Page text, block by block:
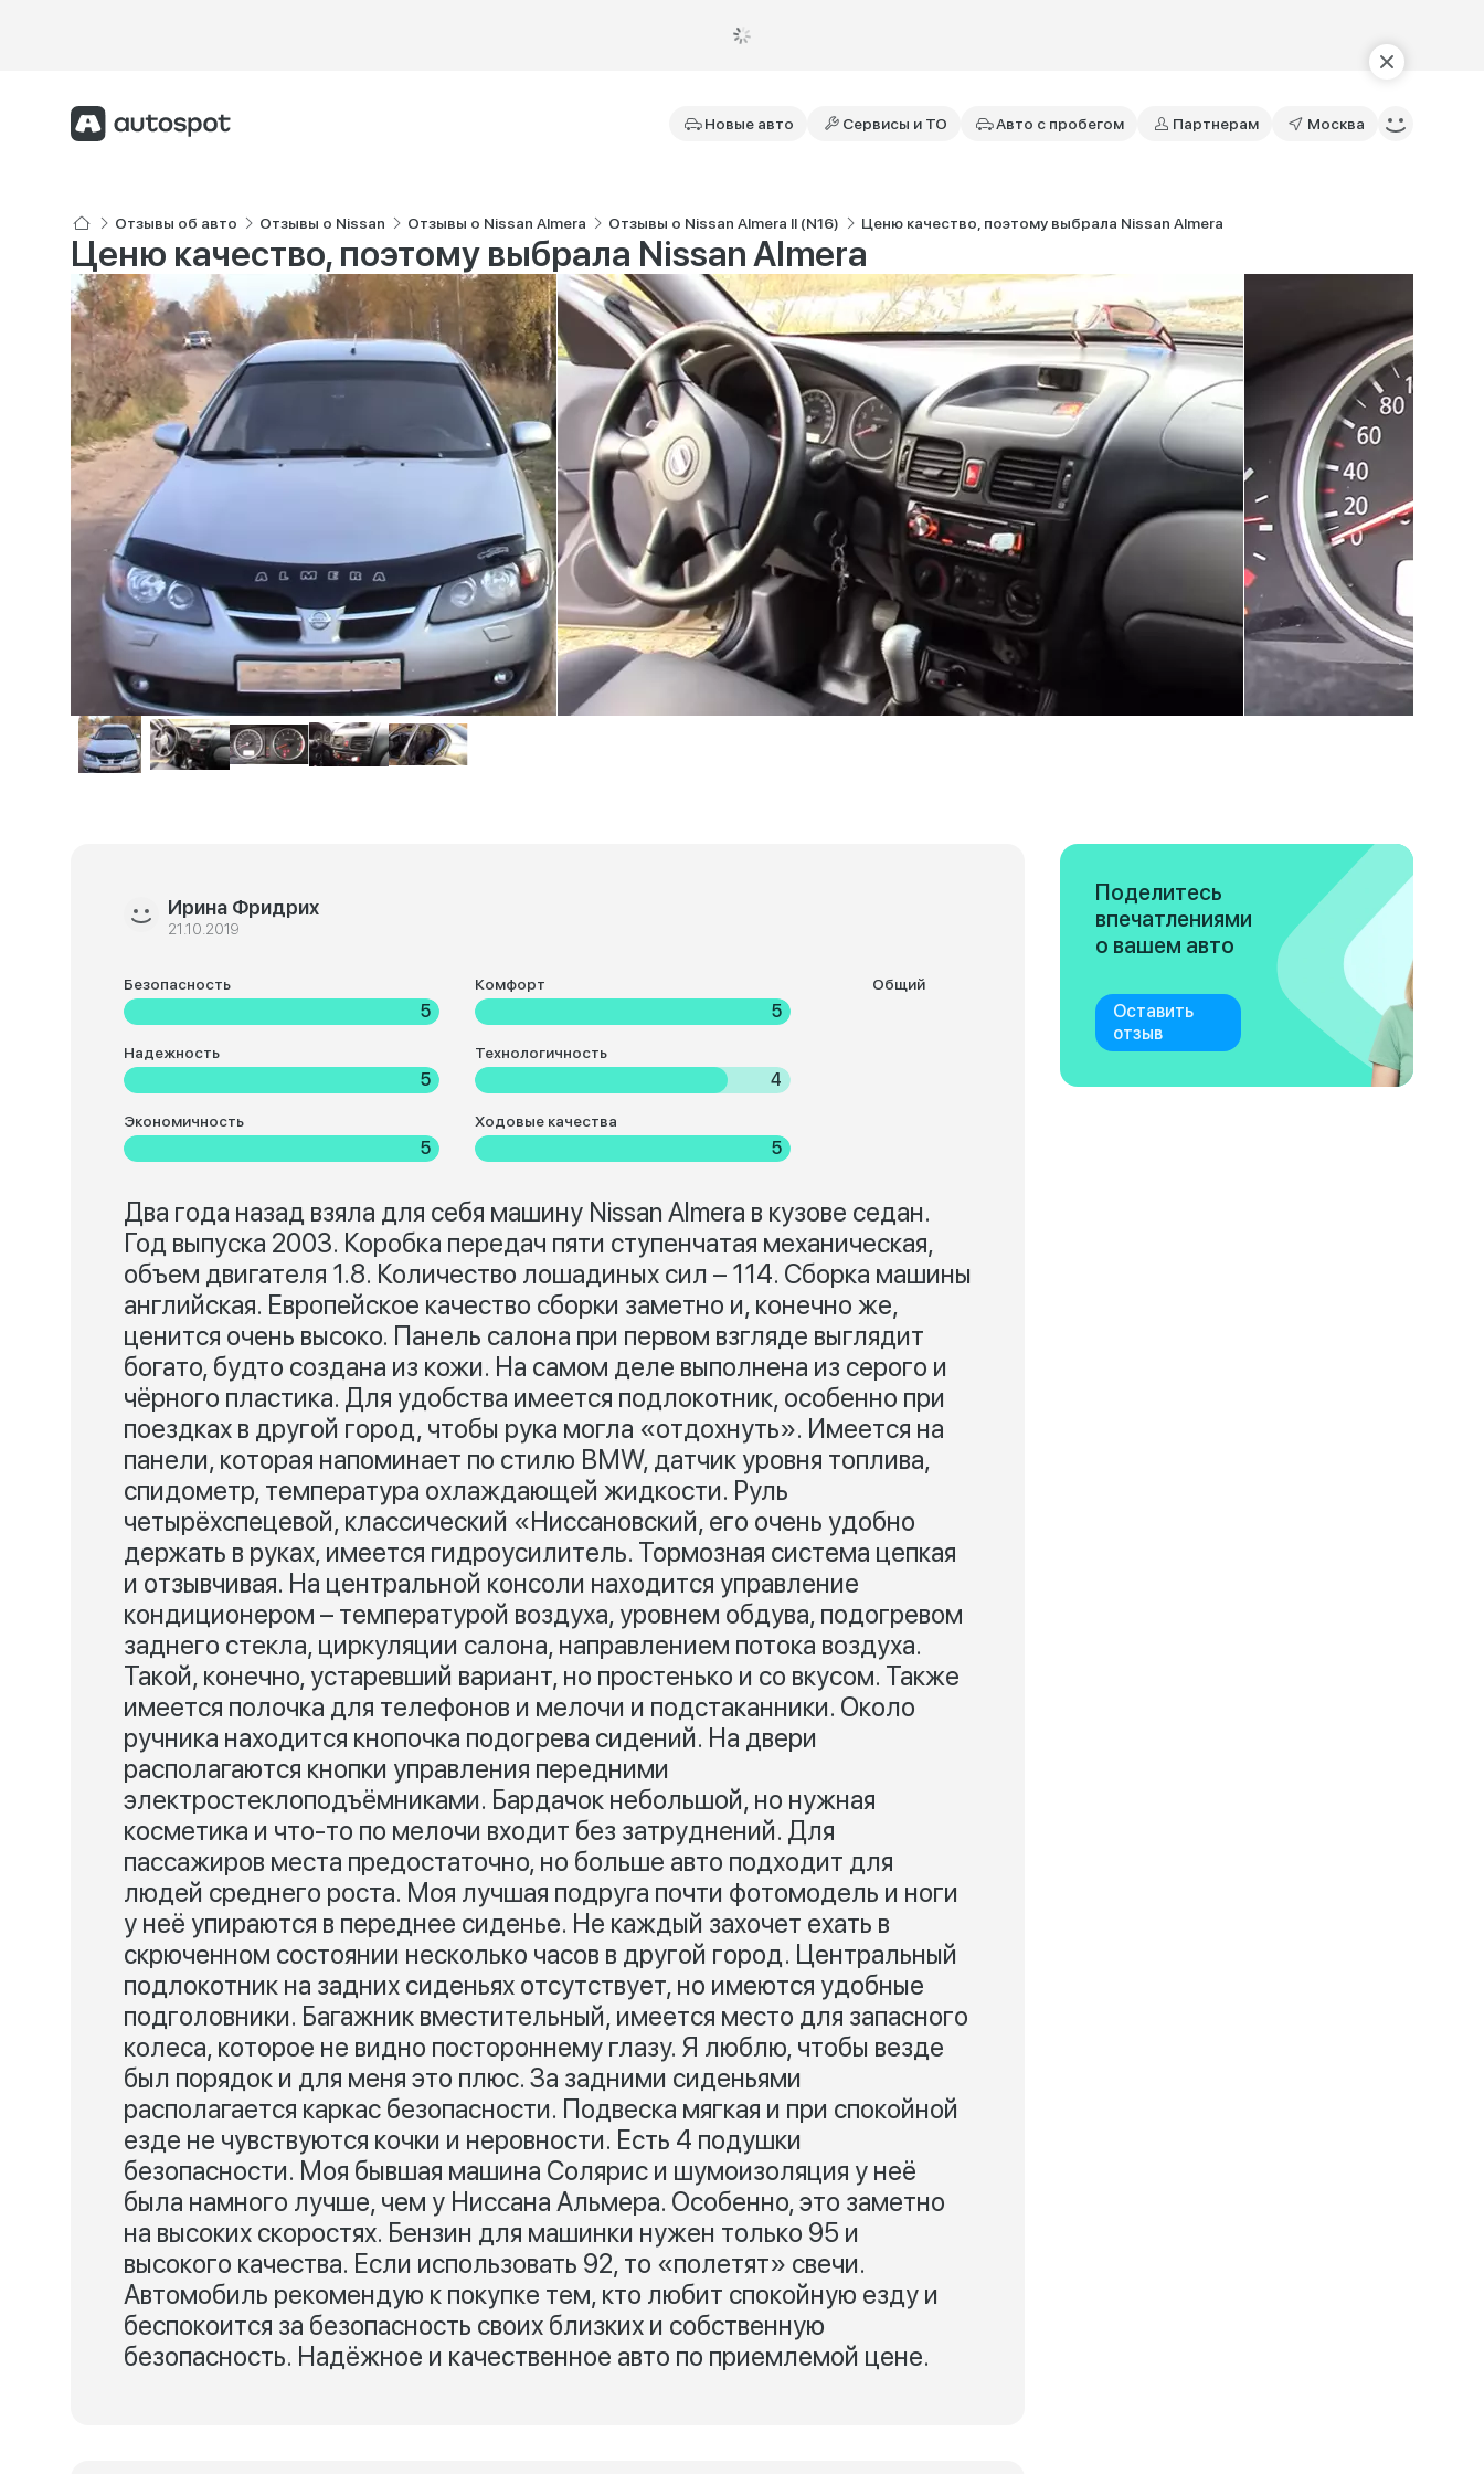
Новые авто Сервисы и ТО Авто с пробегом Партнерам Москва
Отзывы об авто Отзывы о Nissan Отзывы о Nissan Almera Отзывы о Nissan Almera II (N16) Ценю качество, поэтому выбрала Nissan Almera
Ценю качество, поэтому выбрала Nissan Almera
Ирина Фридрих
21.10.2019
Безопасность
5
Комфорт
5
Надежность
5
Технологичность
4
Экономичность
5
Ходовые качества
5
Общий
Два года назад взяла для себя машину Nissan Almera в кузове седан.
Год выпуска 2003. Коробка передач пяти ступенчатая механическая,
объем двигателя 1.8. Количество лошадиных сил – 114. Сборка машины
английская. Европейское качество сборки заметно и, конечно же,
ценится очень высоко. Панель салона при первом взгляде выглядит
богато, будто создана из кожи. На самом деле выполнена из серого и
чёрного пластика. Для удобства имеется подлокотник, особенно при
поездках в другой город, чтобы рука могла «отдохнуть». Имеется на
панели, которая напоминает по стилю BMW, датчик уровня топлива,
спидометр, температура охлаждающей жидкости. Руль
четырёхспецевой, классический «Ниссановский, его очень удобно
держать в руках, имеется гидроусилитель. Тормозная система цепкая
и отзывчивая. На центральной консоли находится управление
кондиционером – температурой воздуха, уровнем обдува, подогревом
заднего стекла, циркуляции салона, направлением потока воздуха.
Такой, конечно, устаревший вариант, но простенько и со вкусом. Также
имеется полочка для телефонов и мелочи и подстаканники. Около
ручника находится кнопочка подогрева сидений. На двери
располагаются кнопки управления передними
электростеклоподъёмниками. Бардачок небольшой, но нужная
косметика и что-то по мелочи входит без затруднений. Для
пассажиров места предостаточно, но больше авто подходит для
людей среднего роста. Моя лучшая подруга почти фотомодель и ноги
у неё упираются в переднее сиденье. Не каждый захочет ехать в
скрюченном состоянии несколько часов в другой город. Центральный
подлокотник на задних сиденьях отсутствует, но имеются удобные
подголовники. Багажник вместительный, имеется место для запасного
колеса, которое не видно постороннему глазу. Я люблю, чтобы везде
был порядок и для меня это плюс. За задними сиденьями
располагается каркас безопасности. Подвеска мягкая и при спокойной
езде не чувствуются кочки и неровности. Есть 4 подушки
безопасности. Моя бывшая машина Солярис и шумоизоляция у неё
была намного лучше, чем у Ниссана Альмера. Особенно, это заметно
на высоких скоростях. Бензин для машинки нужен только 95 и
высокого качества. Если использовать 92, то «полетят» свечи.
Автомобиль рекомендую к покупке тем, кто любит спокойную езду и
беспокоится за безопасность своих близких и собственную
безопасность. Надёжное и качественное авто по приемлемой цене.
Поделитесь
впечатлениями
о вашем авто
Оставить
отзыв